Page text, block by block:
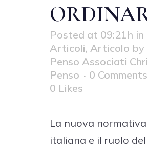
Posted at 09:21h in
Articoli, Articolo by
Penso Associati
Penso
0 Comments
0 Likes
La nuova normativa
italiana e il ruolo